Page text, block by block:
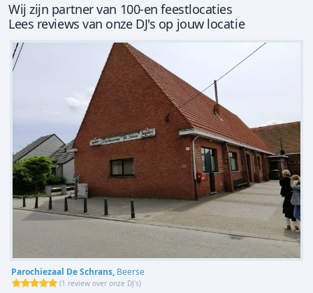
Wij zijn partner van 100-en feestlocaties
Lees reviews van onze DJ's op jouw locatie
Parochiezaal De Schrans, Beerse
(1 review over onze DJ's)